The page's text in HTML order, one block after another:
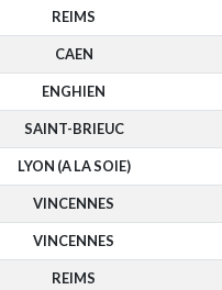
REIMS
CAEN
ENGHIEN
SAINT-BRIEUC
LYON (A LA SOIE)
VINCENNES
VINCENNES
REIMS